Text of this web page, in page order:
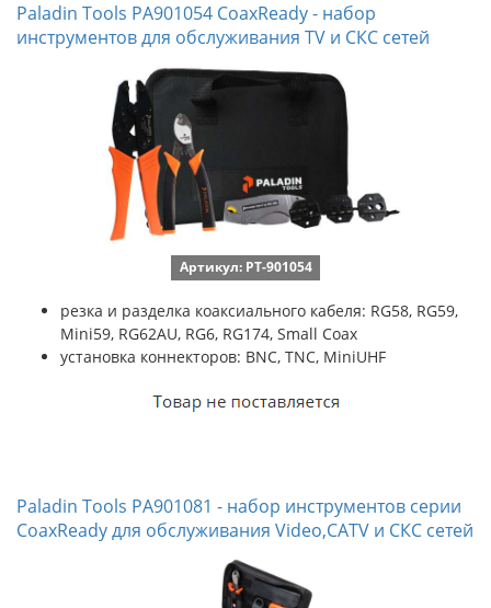
Paladin Tools PA901054 CoaxReady - набор
инструментов для обслуживания TV и СКС сетей
Артикул: PT-901054
резка и разделка коаксиального кабеля: RG58, RG59,
Mini59, RG62AU, RG6, RG174, Small Coax
установка коннекторов: BNC, TNC, MiniUHF
Paladin Tools PA901081 - набор инструментов серии
CoaxReady для обслуживания Video,CATV и СКС сетей